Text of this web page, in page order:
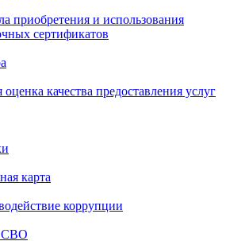
приобретения и использования
сертификатов
качества предоставления услуг
карта
коррупции
СВО